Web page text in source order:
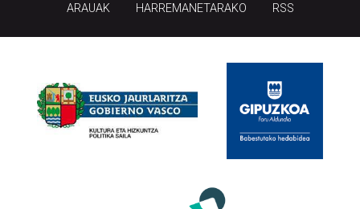
ARAUAK HARREMANETARAKO RSS